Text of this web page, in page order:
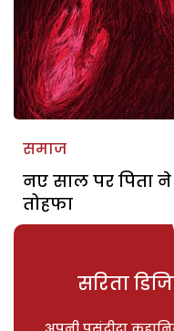
समाज
नए साल पर पिता ने
तोहफा
सरिता